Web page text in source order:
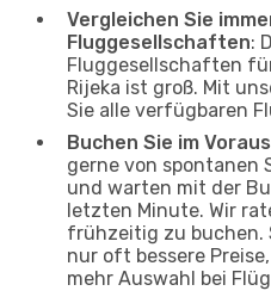
Vergleichen Sie
Fluggesellschaften:
Fluggesellschaften
Rijeka ist groß. Mit
Sie alle verfügbaren
Buchen Sie im Voraus
gerne von spontanen
und warten mit der
letzten Minute. Wir
frühzeitig zu buchen.
nur oft bessere
mehr Auswahl bei